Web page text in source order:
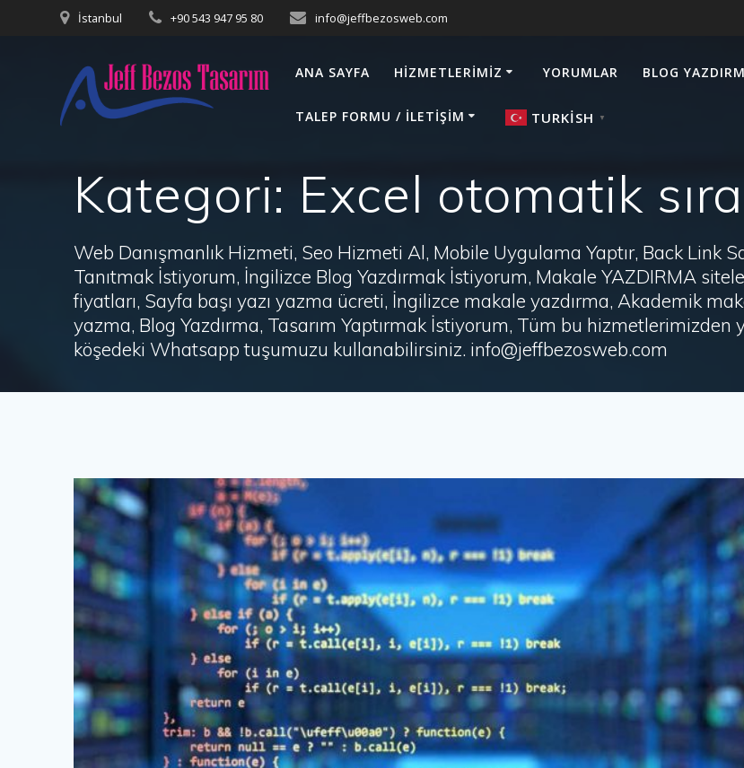
İstanbul +90 543 947 95 80 info@jeffbezosweb.com
ANA SAYFA HIZMETLERIMIZ YORUMLAR BLOG
TALEP FORMU / İLETIŞIM TURKISH ▼
Kategori: Excel otomatik
Web Danışmanlık Hizmeti, Seo Hizmeti Al, Mobile Uygulama Yaptır, Back Link
Tanıtmak İstiyorum, İngilizce Blog Yazdırmak İstiyorum, Makale YAZDIRMA
fiyatları, Sayfa başı yazı yazma ücreti, İngilizce makale yazdırma, Akademik
yazma, Blog Yazdırma, Tasarım Yaptırmak İstiyorum, Tüm bu hizmetlerimizden
köşedeki Whatsapp tuşumuzu kullanabilirsiniz. info@jeffbezosweb.com